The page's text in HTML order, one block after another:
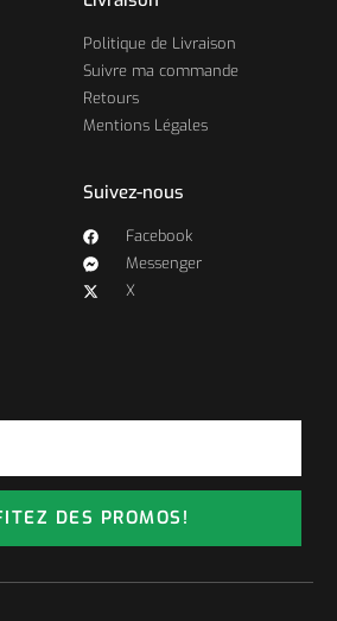
Politique de Livraison
Suivre ma commande
Retours
Mentions Légales
Suivez-nous
Facebook
Messenger
X
DES PROMOS!